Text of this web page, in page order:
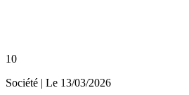
10
Société | Le 13/03/2026